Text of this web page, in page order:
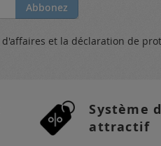
Abbonez
d'affaires et la déclaration de
Système
attractif